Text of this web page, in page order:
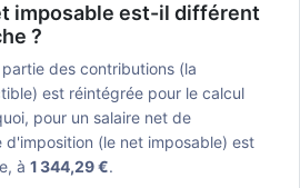
imposable est-il différent
?
des contributions (la
est réintégrée pour le calcul
pour un salaire net de
d'imposition (le net imposable) est
à 1 344,29 €.